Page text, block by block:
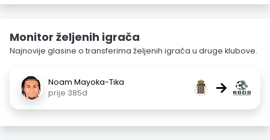
Monitor željenih igrača
Najnovije glasine o transferima željenih igrača u druge klubove.
Noam Mayoka-Tika
prije 385d
→